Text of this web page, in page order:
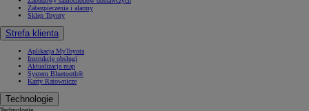
Zabezpieczenia i alarmy
Sklep Toyoty
Strefa klienta
Aplikacja MyToyota
Instrukcje obsługi
Aktualizacja map
System Bluetooth®
Karty Ratownicze
Technologie